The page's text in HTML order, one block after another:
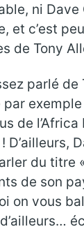
ni
et c’est
de Tony
parlé
par
de
D’ailleurs,
du titre
de son
on vous